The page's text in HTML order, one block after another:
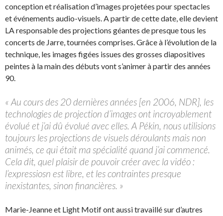
conception et réalisation d’images projetées pour spectacles
et événements audio-visuels. A partir de cette date, elle devient
LA responsable des projections géantes de presque tous les
concerts de Jarre, tournées comprises. Grâce à l’évolution de la
technique, les images figées issues des grosses diapositives
peintes à la main des débuts vont s’animer à partir des années
90.
« Au cours des 20 dernières années [en 2006, NDR], les
technologies de projection d’images ont incroyablement
évolué et j’ai dû évolué avec elles. A Pékin, nous utilisions
toujours les projections de visuels déroulants mais non
animés, ce qui était ma spécialité quand j’ai commencé.
Cela dit, quel plaisir de pouvoir créer avec la vidéo :
l’expressiosn est libre, et les contraintes presque
inexistantes, sinon financières. »
Marie-Jeanne et Light Motif ont aussi travaillé sur d’autres